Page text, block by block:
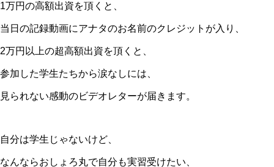
1万円の高額出資を頂くと、
当日の記録動画にアナタのお名前のクレジットが入り、
2万円以上の超高額出資を頂くと、
参加した学生たちから涙なしには、
見られない感動のビデオレターが届きます。
自分は学生じゃないけど、
なんならおしょろ丸で自分も実習受けたい、